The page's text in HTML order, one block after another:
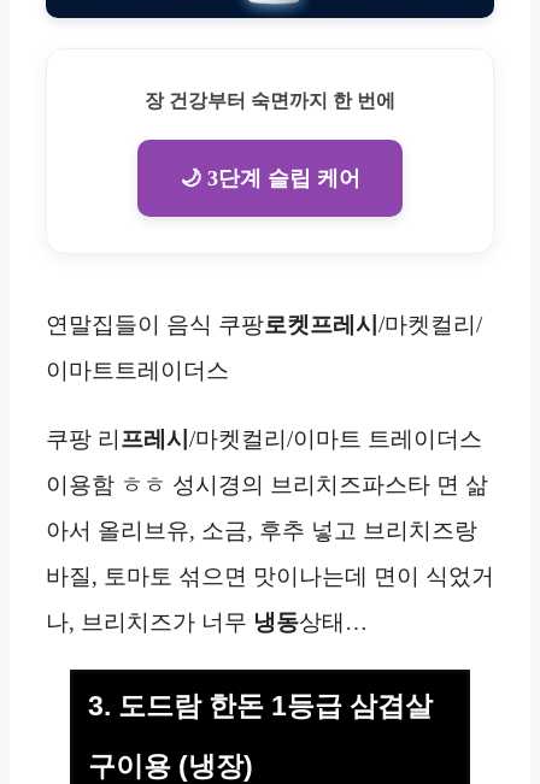
장 건강부터 숙면까지 한 번에
🌙 3단계 슬립 케어
연말집들이 음식 쿠팡로켓프레시 /마켓컬리/
이마트트레이더스
쿠팡 리 프레시 /마켓컬리/이마트 트레이더스
이용함 ㅎㅎ 성시경의 브리치즈파스타 면 삶
아서 올리브유, 소금, 후추 넣고 브리치즈랑
바질, 토마토 섞으면 맛이나는데 면이 식었거
나, 브리치즈가 너무 냉동상태…
3. 도드람 한돈 1등급 삼겹살
구이용 (냉장)